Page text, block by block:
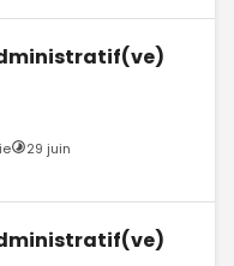
29 juin